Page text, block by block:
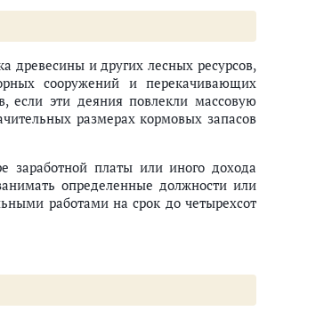
древесины и других лесных ресурсов,
сооружений и перекачивающих
если эти деяния повлекли массовую
размерах кормовых запасов
заработной платы или иного дохода
определенные должности или
работами на срок до четырехсот